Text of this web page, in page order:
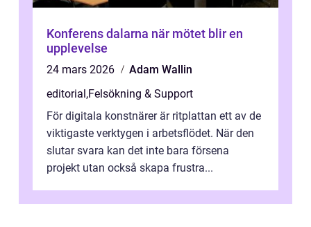
Konferens dalarna när mötet blir en
upplevelse
24 mars 2026
Adam Wallin
editorial,Felsökning & Support
För digitala konstnärer är ritplattan ett av de
viktigaste verktygen i arbetsflödet. När den
slutar svara kan det inte bara försena
projekt utan också skapa frustra...